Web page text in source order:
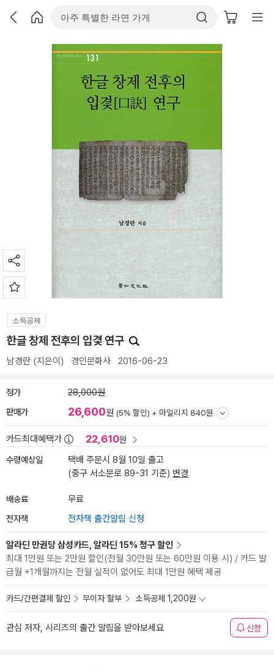
소득공제
한글 창제 전후의 입겿 연구
남경란 (지은이) 경인문화사 2016-06-23
정가 28,000원
판매가 26,600원 (5% 할인) + 마일리지 840원
카드최대혜택가 22,610원
수령예상일
택배 주문시 8월 10일 출고
(중구 서소문로 89-31 기준) 변경
배송료 무료
전자책 전자책 출간알림 신청
알라딘 만권당 삼성카드, 알라딘 15% 청구 할인
최대 1만원 또는 2만원 할인(전월 30만원 또는 60만원 이용 시) / 카드 발
급월 +1개월까지는 전월 실적이 없어도 최대 1만원 혜택 제공
카드/간편결제 할인 무이자 할부 소득공제 1,200원
관심 저자, 시리즈의 출간 알림을 받아보세요 신청